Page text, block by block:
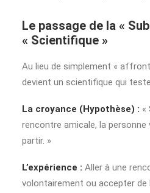
Le passage de la «
« Scientifique »
Au lieu de simplement «
devient un scientifique qui
La croyance (Hypothèse) : «
rencontre amicale, la
partir. »
L’expérience : Aller à une
volontairement ou accepter